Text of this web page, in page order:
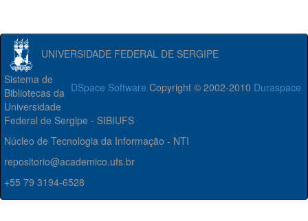
UNIVERSIDADE FEDERAL DE SERGIPE
DSpace Software Copyright © 2002-2010 Duraspace
Sistema de
Bibliotecas da
Universidade
Federal de Sergipe - SIBIUFS
Núcleo de Tecnologia da Informação - NTI
repositorio@academico.ufs.br
+55 79 3194-6528